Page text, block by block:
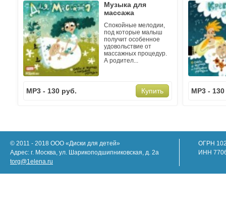
Музыка для
массажа
Спокойные мелодии,
под которые малыш
получит особенное
удовольствие от
массажных процедур.
А родител...
MP3 - 130 руб. Купить MP3 -
© 2011 - 2018 ООО «Диски для детей»
Адрес: г. Москва, ул. Шарикоподшипниковская, д. 2а
torg@1elena.ru
ОГРН
ИНН